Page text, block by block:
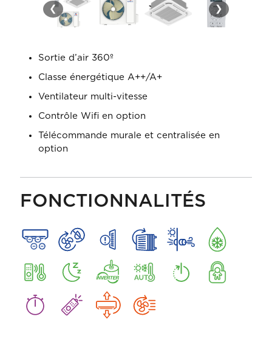
❮ ❯
Sortie d’air 360º
Classe énergétique A++/A+
Ventilateur multi-vitesse
Contrôle Wifi en option
Télécommande murale et centralisée en
option
FONCTIONNALITÉS